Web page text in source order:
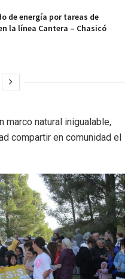
de energía por tareas de
la línea Cantera – Chasicó
marco natural inigualable,
compartir en comunidad el